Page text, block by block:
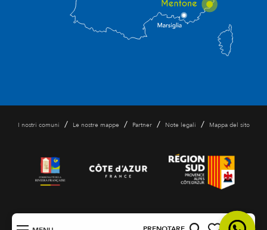
I nostri comuni / Le nostre mappe / Partner / Note legali / Mappa del sito